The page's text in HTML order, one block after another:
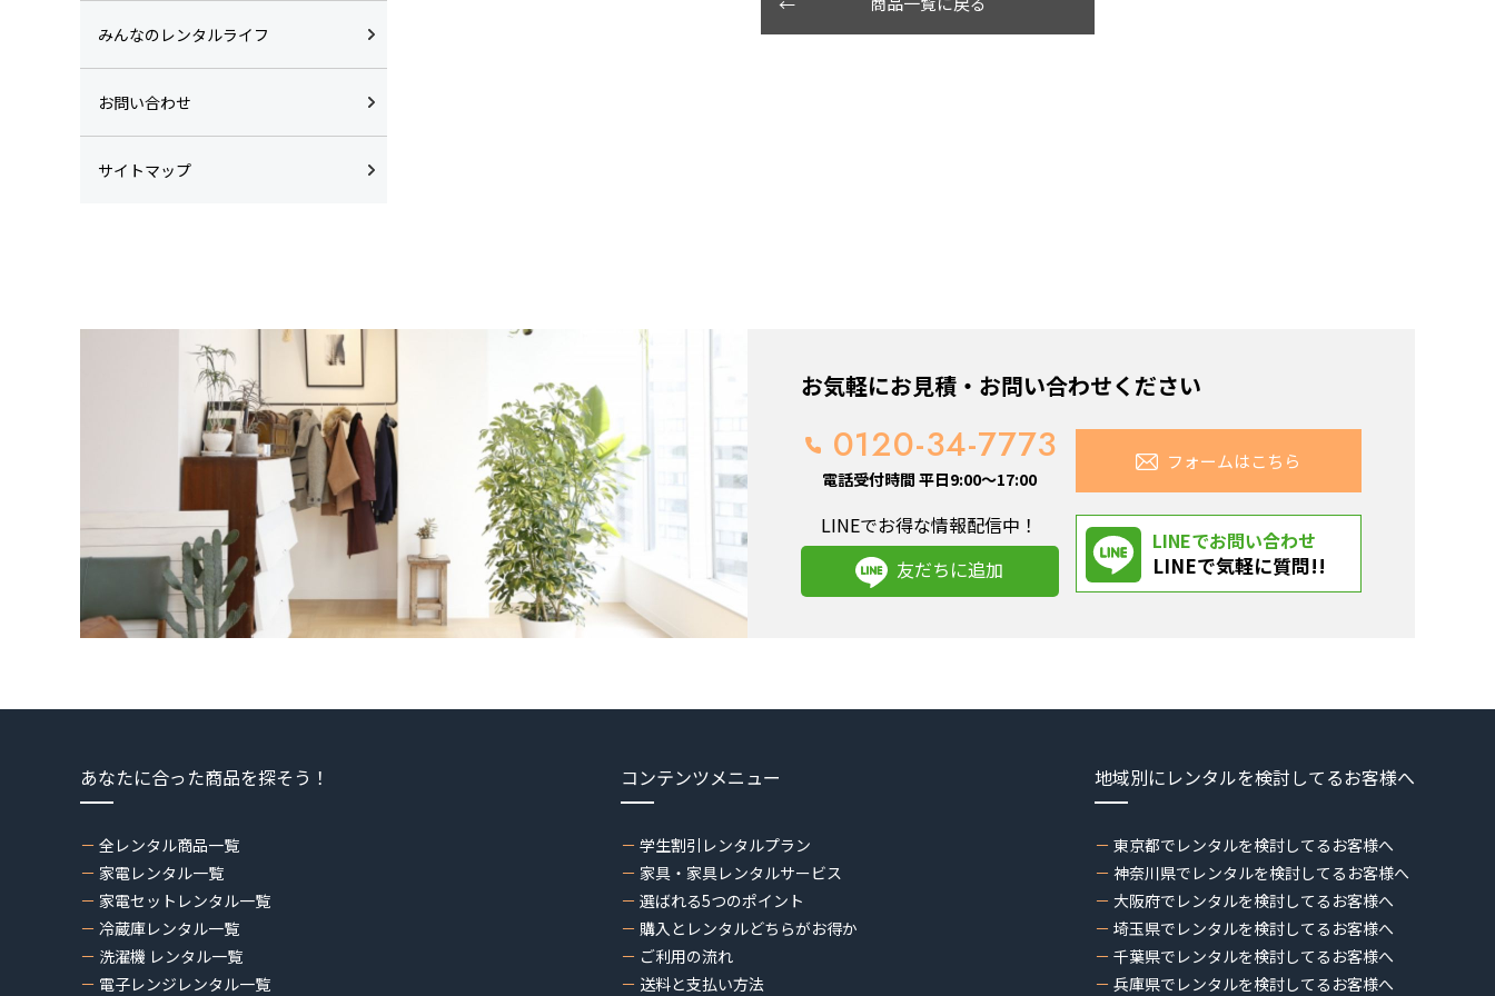
みんなのレンタルライフ
お問い合わせ
サイトマップ
お気軽にお見積・お問い合わせください
0120-34-7773
電話受付時間 平日9:00～17:00
フォームはこちら
LINEでお得な情報配信中！
友だちに追加
LINEでお問い合わせ
LINEで気軽に質問!!
あなたに合った商品を探そう！
全レンタル商品一覧
家電レンタル一覧
家電セットレンタル一覧
冷蔵庫レンタル一覧
洗濯機 レンタル一覧
電子レンジレンタル一覧
コンテンツメニュー
学生割引レンタルプラン
家具・家具レンタルサービス
選ばれる5つのポイント
購入とレンタルどちらがお得か
ご利用の流れ
送料と支払い方法
地域別にレンタルを検討してるお客様へ
東京都でレンタルを検討してるお客様へ
神奈川県でレンタルを検討してるお客様へ
大阪府でレンタルを検討してるお客様へ
埼玉県でレンタルを検討してるお客様へ
千葉県でレンタルを検討してるお客様へ
兵庫県でレンタルを検討してるお客様へ